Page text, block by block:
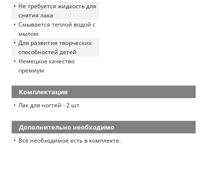
Не требуется жидкость для
снятия лака
Смывается теплой водой с
мылом
Для развития творческих
способностей детей
Немецкое качество
премиум
Комплектация
Лак для ногтей - 2 шт
Дополнительно необходимо
Всё необходимое есть в комплекте.